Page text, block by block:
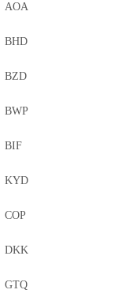
AOA
BHD
BZD
BWP
BIF
KYD
COP
DKK
GTQ